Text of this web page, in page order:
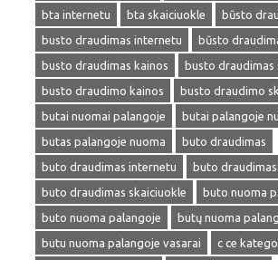
bta internetu
bta skaiciuokle
būsto
busto draudimas internetu
būsto
busto draudimas kainos
busto draudimas
busto draudimo kainos
busto draudimo
butai nuomai palangoje
butai palangoje
butas palangoje nuoma
buto draudimas
buto draudimas internetu
buto
buto draudimas skaiciuokle
buto nuoma
buto nuoma palangoje
butų nuoma
butu nuoma palangoje vasarai
c ce